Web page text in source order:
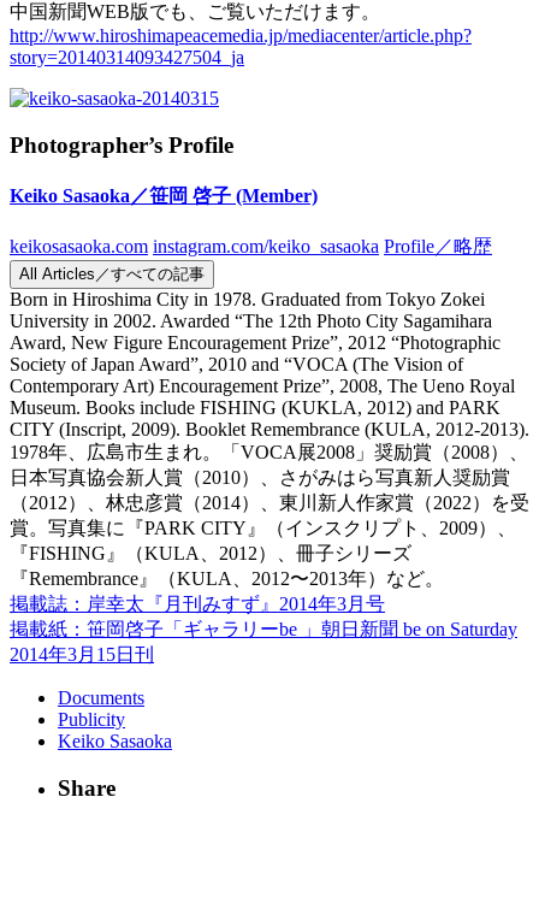
中国新聞WEB版でも、ご覧いただけます。
http://www.hiroshimapeacemedia.jp/mediacenter/article.php?
story=20140314093427504_ja
Photographer’s Profile
Keiko Sasaoka／笹岡 啓子 (Member)
keikosasaoka.com instagram.com/keiko_sasaoka Profile／略歴
All Articles／すべての記事
Born in Hiroshima City in 1978. Graduated from Tokyo Zokei
University in 2002. Awarded “The 12th Photo City Sagamihara
Award, New Figure Encouragement Prize”, 2012 “Photographic
Society of Japan Award”, 2010 and “VOCA (The Vision of
Contemporary Art) Encouragement Prize”, 2008, The Ueno Royal
Museum. Books include FISHING (KUKLA, 2012) and PARK
CITY (Inscript, 2009). Booklet Remembrance (KULA, 2012-2013).
1978年、広島市生まれ。「VOCA展2008」奨励賞（2008）、
日本写真協会新人賞（2010）、さがみはら写真新人奨励賞
（2012）、林忠彦賞（2014）、東川新人作家賞（2022）を受
賞。写真集に『PARK CITY』（インスクリプト、2009）、
『FISHING』（KULA、2012）、冊子シリーズ
『Remembrance』（KULA、2012〜2013年）など。
掲載誌：岸幸太『月刊みすず』2014年3月号
掲載紙：笹岡啓子「ギャラリーbe 」朝日新聞 be on Saturday
2014年3月15日刊
Documents
Publicity
Keiko Sasaoka
Share